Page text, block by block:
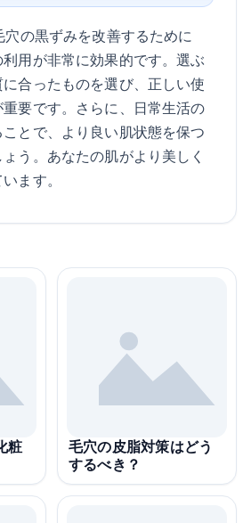
の黒ずみを改善するために
用が非常に効果的です。選ぶ
合ったものを選び、正しい使
要です。さらに、日常生活の
とで、より良い肌状態を保つ
う。あなたの肌がより美しく
ます。
粧
毛穴の皮脂対策はどう
するべき？